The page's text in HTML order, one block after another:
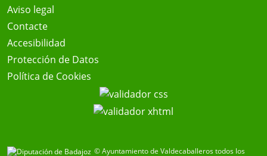
Aviso legal
Contacte
Accesibilidad
Protección de Datos
Política de Cookies
© Ayuntamiento de Valdecaballeros todos los